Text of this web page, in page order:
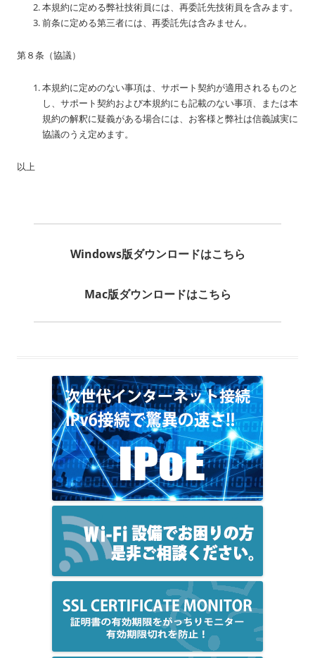
本規約に定める弊社技術員には、再委託先技術員を含みます。
前条に定める第三者には、再委託先は含みません。
第８条（協議）
本規約に定めのない事項は、サポート契約が適用されるものと
し、サポート契約および本規約にも記載のない事項、または本
規約の解釈に疑義がある場合には、お客様と弊社は信義誠実に
協議のうえ定めます。
以上
Windows版ダウンロードはこちら
Mac版ダウンロードはこちら